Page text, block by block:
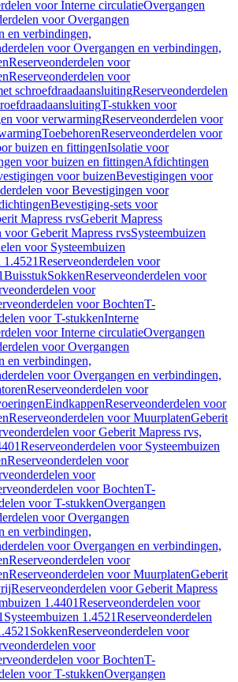
voor Interne circulatieOvergangen
voor Overgangen
en verbindingen,
voor Overgangen en verbindingen,
Reserveonderdelen voor
Reserveonderdelen voor
schroefdraadaansluitingReserveonderdelen
T-stukken voor
voor verwarmingReserveonderdelen voor
ToebehorenReserveonderdelen voor
buizen en fittingenIsolatie voor
voor buizen en fittingenAfdichtingen
voor buizenBevestigingen voor
voor Bevestigingen voor
Bevestiging-sets voor
Mapress rvsGeberit Mapress
voor Geberit Mapress rvsSysteembuizen
voor Systeembuizen
1.4521Reserveonderdelen voor
BuisstukSokkenReserveonderdelen voor
voor
voor BochtenT-
voor T-stukkenInterne
voor Interne circulatieOvergangen
voor Overgangen
en verbindingen,
voor Overgangen en verbindingen,
Reserveonderdelen voor
EindkappenReserveonderdelen voor
Reserveonderdelen voor MuurplatenGeberit
voor Geberit Mapress rvs,
Reserveonderdelen voor Systeembuizen
Reserveonderdelen voor
voor
voor BochtenT-
voor T-stukkenOvergangen
voor Overgangen
en verbindingen,
voor Overgangen en verbindingen,
Reserveonderdelen voor
Reserveonderdelen voor MuurplatenGeberit
Reserveonderdelen voor Geberit Mapress
1.4401Reserveonderdelen voor
Systeembuizen 1.4521Reserveonderdelen
SokkenReserveonderdelen voor
voor
voor BochtenT-
voor T-stukkenOvergangen